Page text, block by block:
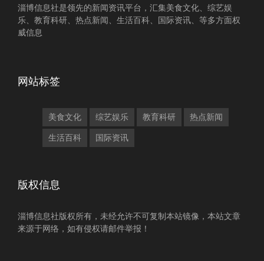
淄博信息社是领先的新闻资讯平台，汇集美食文化、综艺娱
乐、教育科研、热点新闻、生活百科、国际资讯、等多方面权
威信息
网站标签
美食文化 综艺娱乐 教育科研 热点新闻
生活百科 国际资讯
版权信息
淄博信息社版权所有，未经允许不可复制本站镜像，本站文章
来源于网络，如有侵权请邮件举报！